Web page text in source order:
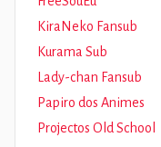
KiraNeko Fansub
Kurama Sub
Lady-chan Fansub
Papiro dos Animes
Projectos Old School